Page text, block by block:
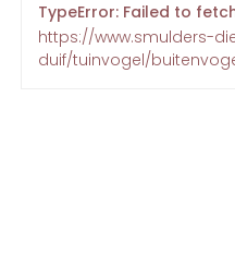
TypeError: Failed to
https://www.smulders-
duif/tuinvogel/